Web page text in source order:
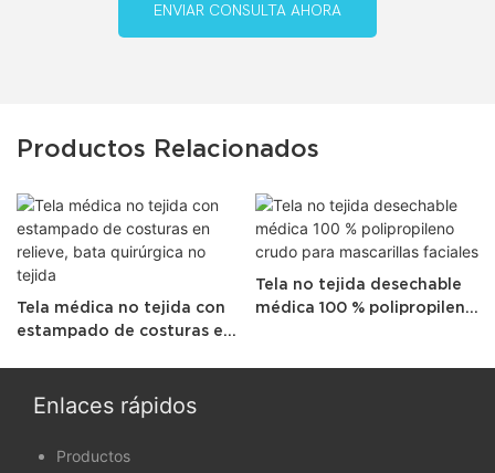
ENVIAR CONSULTA AHORA
Productos Relacionados
Tela médica no tejida con
estampado de costuras en
Tela no tejida desechable
médica 100 % polipropileno
Enlaces rápidos
Productos